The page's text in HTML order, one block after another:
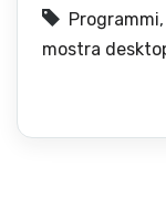
Programmi
mostra